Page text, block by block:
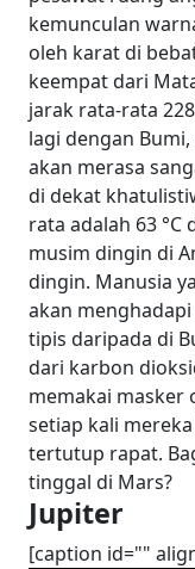
kemunculan
oleh karat di
keempat dari
jarak rata-rata
lagi dengan
akan merasa
di dekat
rata adalah 63
musim dingin di
dingin. Manusia
akan
tipis daripada di
dari karbon
memakai masker
setiap kali
tertutup rapat.
tinggal di Mars?
Jupiter
[caption id=""